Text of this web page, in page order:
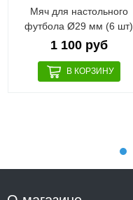
Мяч для настольного
футбола Ø29 мм (6 шт)
1 100 руб